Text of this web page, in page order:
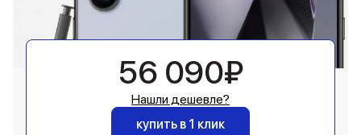
56 090₽
Нашли дешевле?
купить в 1 клик